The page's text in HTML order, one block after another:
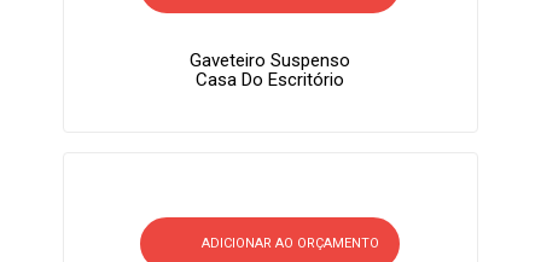
Gaveteiro Suspenso
Casa Do Escritório
ADICIONAR AO ORÇAMENTO